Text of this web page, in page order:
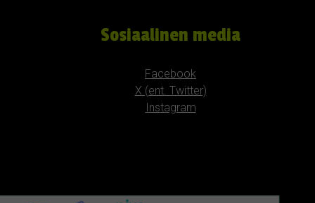
Sosiaalinen media
Facebook
X (ent. Twitter)
Instagram